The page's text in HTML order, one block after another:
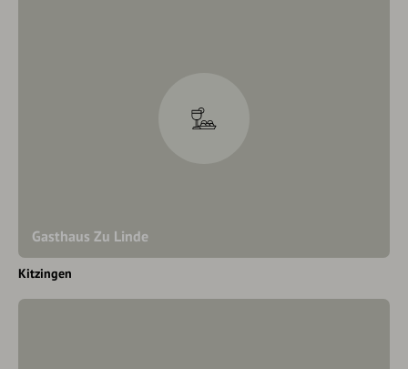
Gasthaus Zu Linde
Kitzingen